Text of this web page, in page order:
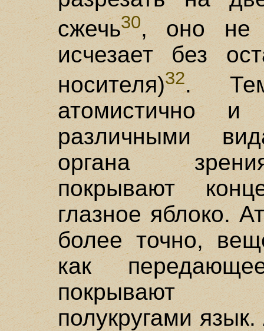
сжечь30, оно не
исчезает без
носителя)32.
атомистично и
различными
органа
покрывают
глазное яблоко.
более точно,
как
покрывают
полукругами